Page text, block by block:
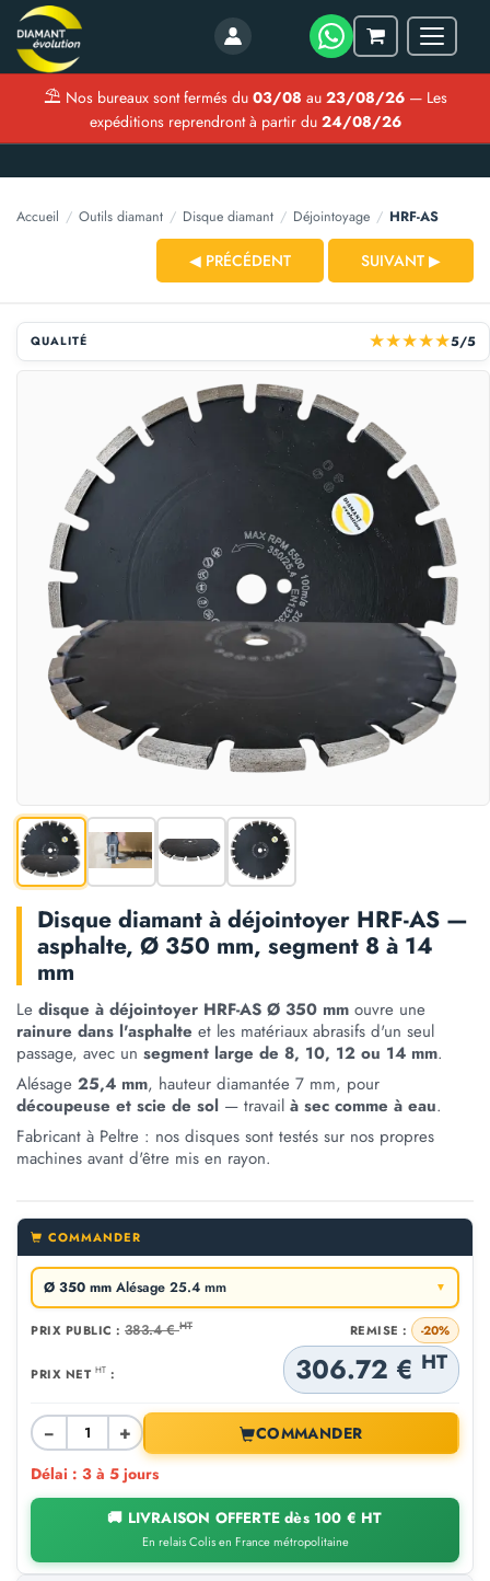
Mon
Menu
⛱ Nos bureaux sont fermés du 03/08 au 23/08/26— Les
expéditions reprendront à partir du 24/08/26
Accueil / Outils diamant / Disque diamant / Déjointoyage / HRF-AS
◀ PRÉCÉDENT SUIVANT ▶
QUALITÉ ★★★★★5/5
Disque diamant à déjointoyer HRF-AS —
asphalte, Ø 350 mm, segment 8 à 14
mm
Le disque à déjointoyer HRF-AS Ø 350 mm ouvre une
rainure dans l'asphalte et les matériaux abrasifs d'un seul
passage, avec un segment large de 8, 10, 12 ou 14 mm.
Alésage 25,4 mm, hauteur diamantée 7 mm, pour
découpeuse et scie de sol — travail à sec comme à eau.
Fabricant à Peltre : nos disques sont testés sur nos propres
machines avant d'être mis en rayon.
COMMANDER
Ø 350 mm Alésage 25.4 mm ▼
PRIX PUBLIC : 383.4 €HT REMISE : -20%
PRIX NET HT : 306.72 € HT
− +
COMMANDER
Délai : 3 à 5 jours
🚚 LIVRAISON OFFERTE dès 100 € HT
En relais Colis en France métropolitaine